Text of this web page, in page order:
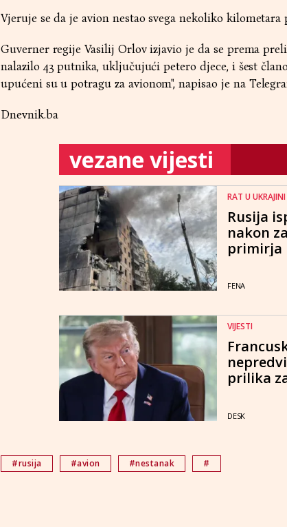
Vjeruje se da je avion nestao svega nekoliko kilometara
Guverner regije Vasilij Orlov izjavio je da se prema
nalazilo 43 putnika, uključujući petero djece, i šest
upućeni su u potragu za avionom", napisao je na
Dnevnik.ba
vezane vijesti
RAT U UKRAJINI
Rusija
nakon
primirja
FENA
VIJESTI
prilika
DESK
#rusija #avion #nestanak #